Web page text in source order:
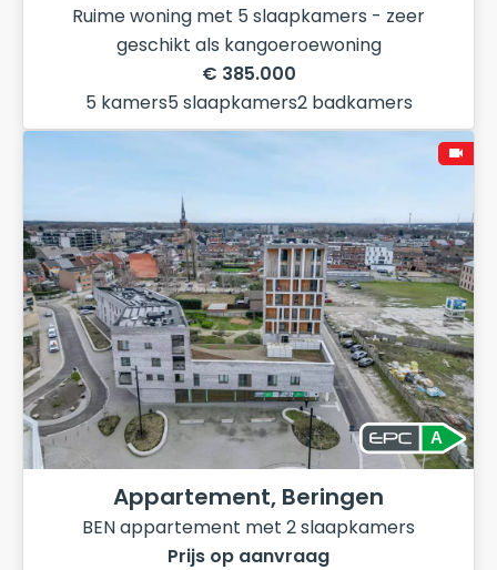
Ruime woning met 5 slaapkamers - zeer
geschikt als kangoeroewoning
€ 385.000
5 kamers5 slaapkamers2 badkamers
A
Appartement, Beringen
BEN appartement met 2 slaapkamers
Prijs op aanvraag